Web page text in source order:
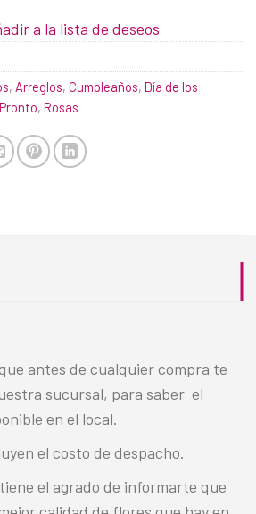
a la lista de deseos
, Arreglos, Cumpleaños, Día de los
, Rosas
antes de cualquier compra te
sucursal, para saber el
en el local.
el costo de despacho.
el agrado de informarte que